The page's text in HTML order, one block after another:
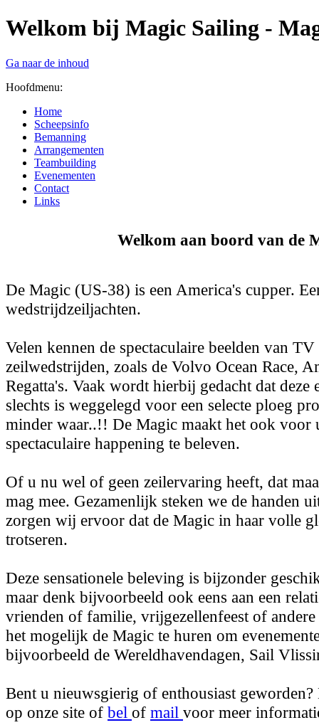
Welkom bij Magic Sailing -
Ga naar de inhoud
Hoofdmenu:
Home
Scheepsinfo
Bemanning
Arrangementen
Teambuilding
Evenementen
Contact
Links
Welkom aan boord van de
De Magic (US-38) is een America's cupper.
wedstrijdzeiljachten.
Velen kennen de spectaculaire beelden van
zeilwedstrijden, zoals de Volvo Ocean Race,
Regatta's. Vaak wordt hierbij gedacht dat deze
slechts is weggelegd voor een selecte ploeg
minder waar..!! De Magic maakt het ook voor
spectaculaire happening te beleven.
Of u nu wel of geen zeilervaring heeft, dat
mag mee. Gezamenlijk steken we de handen
zorgen wij ervoor dat de Magic in haar volle
trotseren.
Deze sensationele beleving is bijzonder
maar denk bijvoorbeeld ook eens aan een
vrienden of familie, vrijgezellenfeest of
het mogelijk de Magic te huren om
bijvoorbeeld de Wereldhavendagen, Sail
Bent u nieuwsgierig of enthousiast
op onze site of bel of mail voor meer